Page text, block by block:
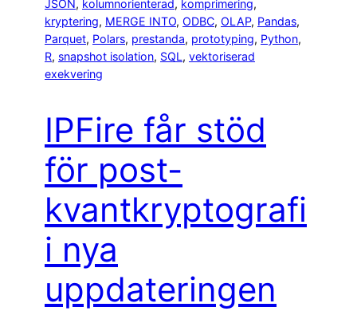
JSON, kolumnorienterad, komprimering
kryptering, MERGE INTO, ODBC, OLAP, Pandas
Parquet, Polars, prestanda, prototyping, Python
R, snapshot isolation, SQL, vektoriserad
exekvering
IPFire får stöd
för post-
kvantkryptografi
i nya
uppdateringen